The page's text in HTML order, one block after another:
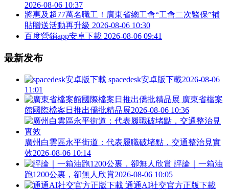
2026-08-06 10:37
將惠及超77萬名職工！廣東省總工會“工會二次醫保”補
貼贈送活動再升級 2026-08-06 10:30
百度營銷app安卓下載 2026-08-06 09:41
最新发布
spacedesk安卓版下載2026-08-06
11:01
廣東省檔案
館國際檔案日推出僑批精品展2026-08-06 10:36
廣州白雲區永平街道：代表履職破堵點，交通整治見實
效2026-08-06 10:14
評論｜一箱油
跑1200公裏，卻無人欣賞2026-08-06 10:05
通通AI社交官方正版下載